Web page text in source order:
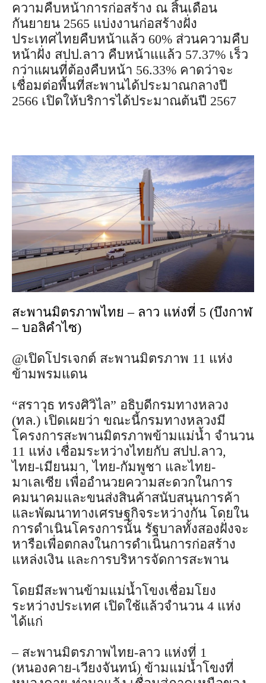
ความคืบหน้าการก่อสร้าง ณ สิ้นเดือน
กันยายน 2565 แบ่งงานก่อสร้างฝั่ง
ประเทศไทยคืบหน้าแล้ว 60% ส่วนความคืบ
หน้าฝั่ง สปป.ลาว คืบหน้าแแล้ว 57.37% เร็ว
กว่าแผนที่ต้องคืบหน้า 56.33% คาดว่าจะ
เชื่อมต่อพื้นที่สะพานได้ประมาณกลางปี
2566 เปิดให้บริการได้ประมาณต้นปี 2567
สะพานมิตรภาพไทย – ลาว แห่งที่ 5 (บึงกาฬ
– บอลิคำไซ)
@เปิดโปรเจกต์ สะพานมิตรภาพ 11 แห่ง
ข้ามพรมแดน
“สราวุธ ทรงศิวิไล” อธิบดีกรมทางหลวง
(ทล.) เปิดเผยว่า ขณะนี้กรมทางหลวงมี
โครงการสะพานมิตรภาพข้ามแม่น้ำ จำนวน
11 แห่ง เชื่อมระหว่างไทยกับ สปป.ลาว,
ไทย-เมียนมา, ไทย-กัมพูชา และไทย-
มาเลเซีย เพื่ออำนวยความสะดวกในการ
คมนาคมและขนส่งสินค้าสนับสนุนการค้า
และพัฒนาทางเศรษฐกิจระหว่างกัน โดยใน
การดำเนินโครงการนั้น รัฐบาลทั้งสองฝั่งจะ
หารือเพื่อตกลงในการดำเนินการก่อสร้าง
แหล่งเงิน และการบริหารจัดการสะพาน
โดยมีสะพานข้ามแม่น้ำโขงเชื่อมโยง
ระหว่างประเทศ เปิดใช้แล้วจำนวน 4 แห่ง
ได้แก่
– สะพานมิตรภาพไทย-ลาว แห่งที่ 1
(หนองคาย-เวียงจันทน์) ข้ามแม่น้ำโขงที่